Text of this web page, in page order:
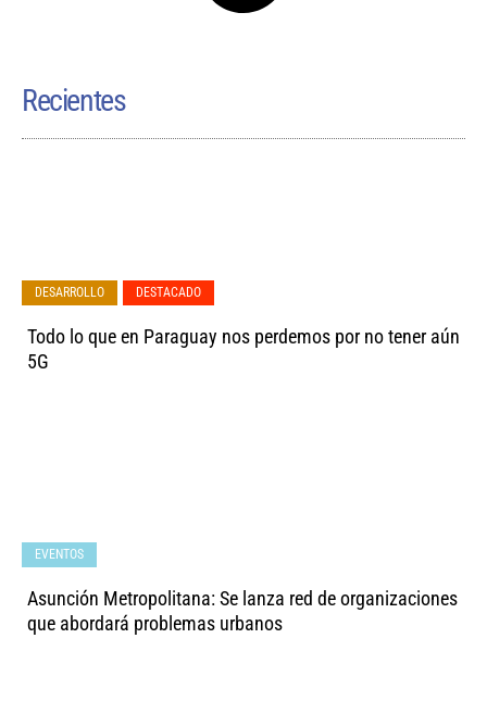
Recientes
Todo lo que en Paraguay nos perdemos por no tener aún
5G
DESARROLLO DESTACADO
Asunción Metropolitana: Se lanza red de organizaciones
que abordará problemas urbanos
EVENTOS